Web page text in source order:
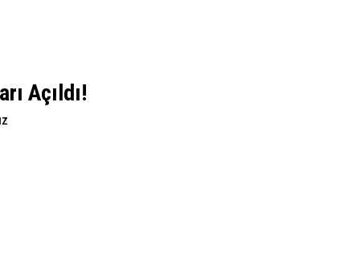
Açıldı!